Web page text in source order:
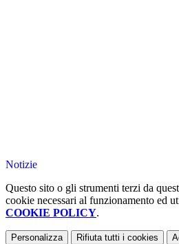
Notizie
Questo sito o gli strumenti terzi da
cookie necessari al funzionamento ed
COOKIE POLICY.
Personalizza Rifiuta tutti i cookies